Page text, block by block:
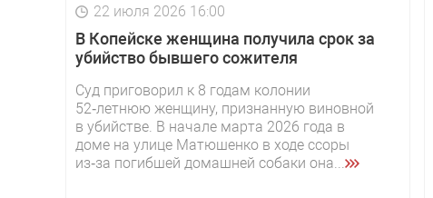
22 июля 2026 16:00
В Копейске женщина получила срок за
убийство бывшего сожителя
Суд приговорил к 8 годам колонии
52‑летнюю женщину, признанную виновной
в убийстве. В начале марта 2026 года в
доме на улице Матюшенко в ходе ссоры
из‑за погибшей домашней собаки она...